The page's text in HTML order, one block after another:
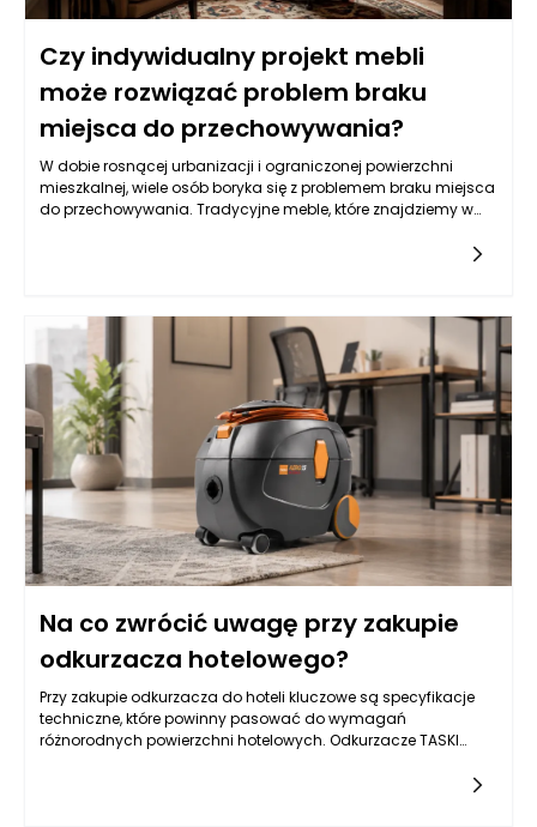
Czy indywidualny projekt mebli
może rozwiązać problem braku
miejsca do przechowywania?
W dobie rosnącej urbanizacji i ograniczonej powierzchni
mieszkalnej, wiele osób boryka się z problemem braku miejsca
do przechowywania. Tradycyjne meble, które znajdziemy w
funkcjonalne. Meble na wymiar mogą być stworzone z myślą
o konkretnej przestrzeni, co sprawia, że możemy maksymalnie
wykorzystać każdy centymetr. Co więcej, dzięki elastyczności
w wyborze materiałów i wzorów, stworzone meble mogą
odzwierciedlać osobowość ich właściciela oraz
harmonizować z resztą wnętrza.
Na co zwrócić uwagę przy zakupie
odkurzacza hotelowego?
Przy zakupie odkurzacza do hoteli kluczowe są specyfikacje
techniczne, które powinny pasować do wymagań
różnorodnych powierzchni hotelowych. Odkurzacze TASKI